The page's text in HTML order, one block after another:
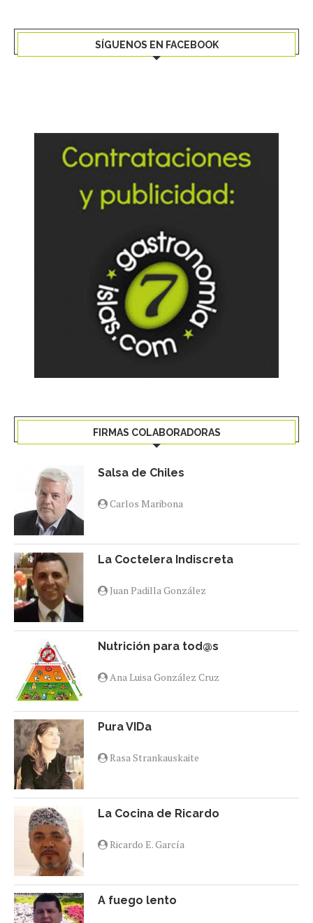
SÍGUENOS EN FACEBOOK
FIRMAS COLABORADORAS
Salsa de Chiles
Carlos Maribona
La Coctelera Indiscreta
Juan Padilla González
Nutrición para tod@s
Ana Luisa González Cruz
Pura VIDa
Rasa Strankauskaite
La Cocina de Ricardo
Ricardo E. García
A fuego lento